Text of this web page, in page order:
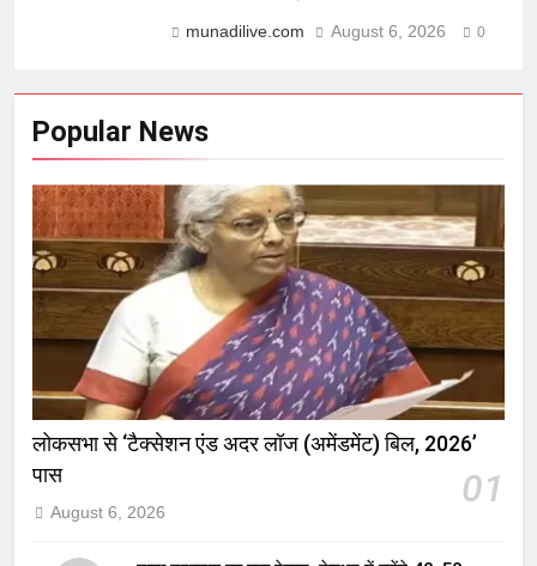
munadilive.com August 6, 2026 0
Popular News
लोकसभा से ‘टैक्सेशन एंड अदर लॉज (अमेंडमेंट) बिल, 2026’
पास
01
August 6, 2026